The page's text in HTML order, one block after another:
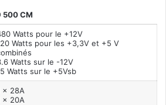
500 CM
Watts pour le +12V
Watts pour les +3,3V et +5 V
Watts sur le -12V
Watts sur le +5Vsb
x 28A
x 20A